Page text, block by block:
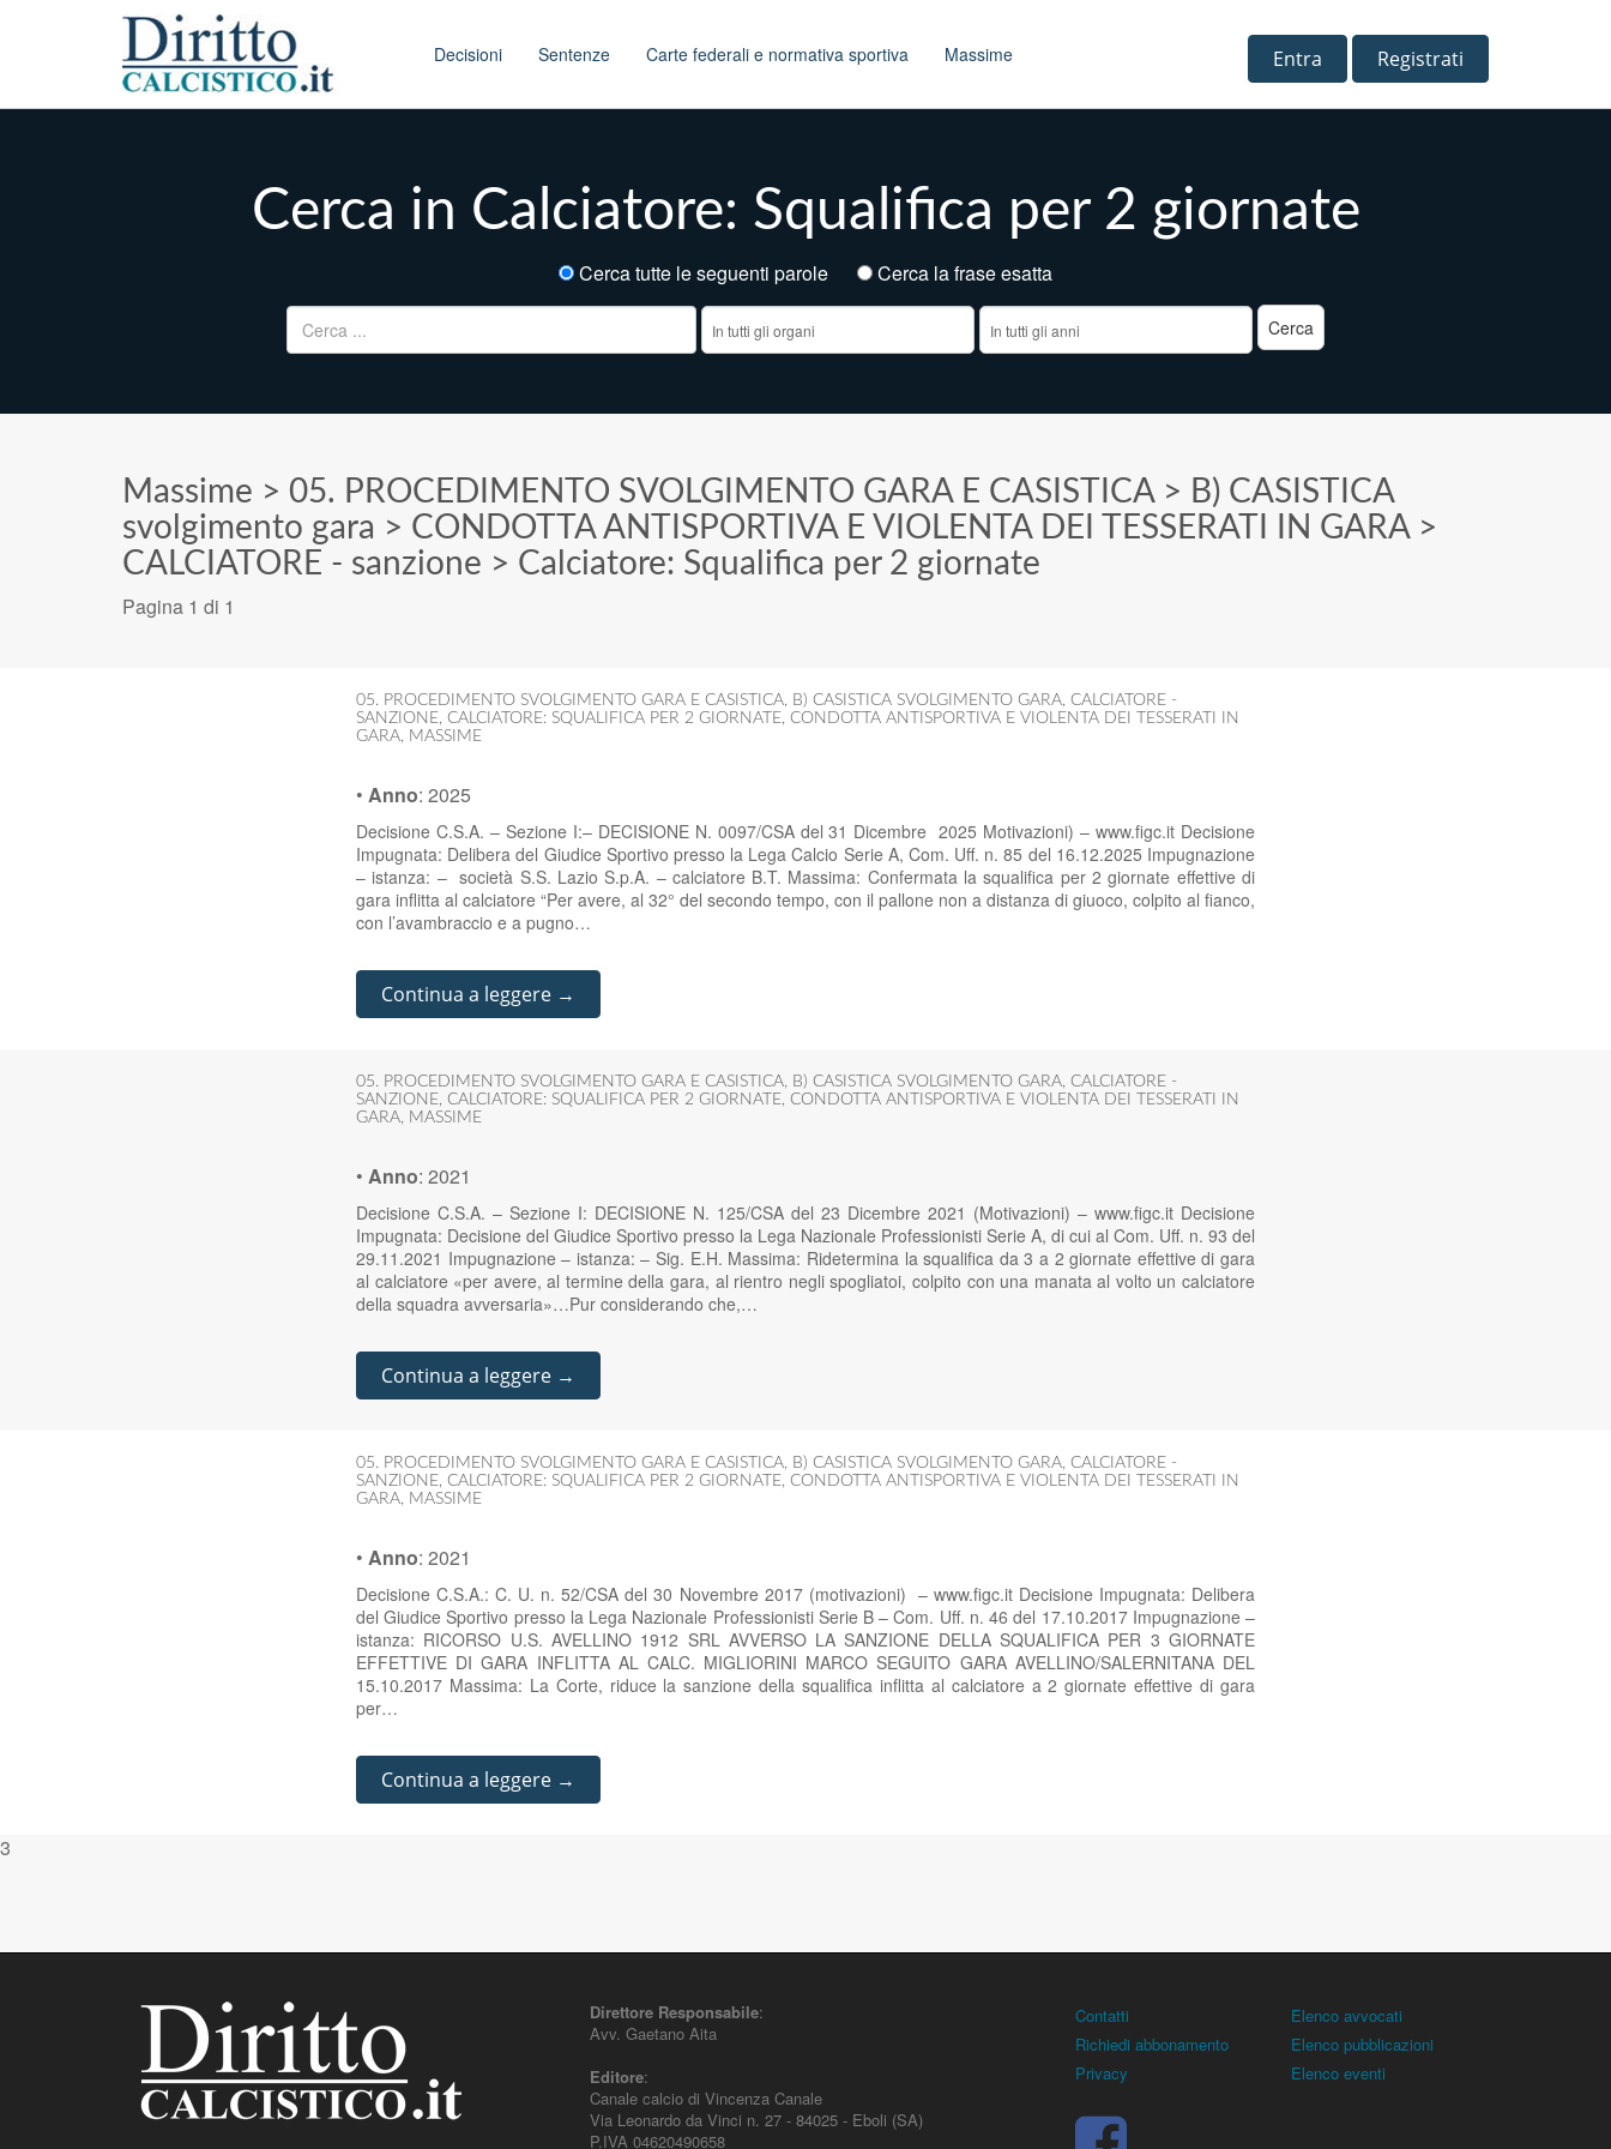
Main menu Decisioni Sentenze Carte federali e normativa sportiva Massime Entra Registrati
Cerca in Calciatore: Squalifica per 2 giornate
Cerca tutte le seguenti parole
Cerca la frase esatta
Ricerca per:
Massime > 05. PROCEDIMENTO SVOLGIMENTO GARA E CASISTICA> B) CASISTICA
svolgimento gara > CONDOTTA ANTISPORTIVA E VIOLENTA DEI TESSERATI IN GARA>
CALCIATORE - sanzione > Calciatore: Squalifica per 2 giornate
Pagina 1 di 1
05. PROCEDIMENTO SVOLGIMENTO GARA E CASISTICA, B) CASISTICA SVOLGIMENTO GARA, CALCIATORE -
SANZIONE, CALCIATORE: SQUALIFICA PER 2 GIORNATE, CONDOTTA ANTISPORTIVA E VIOLENTA DEI TESSERATI IN
GARA, MASSIME
• Anno: 2025
Decisione C.S.A. – Sezione I:– DECISIONE N. 0097/CSA del 31 Dicembre 2025 Motivazioni) – www.figc.it Decisione
Impugnata: Delibera del Giudice Sportivo presso la Lega Calcio Serie A, Com. Uff. n. 85 del 16.12.2025 Impugnazione
– istanza: – società S.S. Lazio S.p.A. – calciatore B.T. Massima: Confermata la squalifica per 2 giornate effettive di
gara inflitta al calciatore “Per avere, al 32° del secondo tempo, con il pallone non a distanza di giuoco, colpito al fianco,
con l’avambraccio e a pugno…
Continua a leggere →
05. PROCEDIMENTO SVOLGIMENTO GARA E CASISTICA, B) CASISTICA SVOLGIMENTO GARA, CALCIATORE -
SANZIONE, CALCIATORE: SQUALIFICA PER 2 GIORNATE, CONDOTTA ANTISPORTIVA E VIOLENTA DEI TESSERATI IN
GARA, MASSIME
• Anno: 2021
Decisione C.S.A. – Sezione I: DECISIONE N. 125/CSA del 23 Dicembre 2021 (Motivazioni) – www.figc.it Decisione
Impugnata: Decisione del Giudice Sportivo presso la Lega Nazionale Professionisti Serie A, di cui al Com. Uff. n. 93 del
29.11.2021 Impugnazione – istanza: – Sig. E.H. Massima: Ridetermina la squalifica da 3 a 2 giornate effettive di gara
al calciatore «per avere, al termine della gara, al rientro negli spogliatoi, colpito con una manata al volto un calciatore
della squadra avversaria»…Pur considerando che,…
Continua a leggere →
05. PROCEDIMENTO SVOLGIMENTO GARA E CASISTICA, B) CASISTICA SVOLGIMENTO GARA, CALCIATORE -
SANZIONE, CALCIATORE: SQUALIFICA PER 2 GIORNATE, CONDOTTA ANTISPORTIVA E VIOLENTA DEI TESSERATI IN
GARA, MASSIME
• Anno: 2021
Decisione C.S.A.: C. U. n. 52/CSA del 30 Novembre 2017 (motivazioni) – www.figc.it Decisione Impugnata: Delibera
del Giudice Sportivo presso la Lega Nazionale Professionisti Serie B – Com. Uff. n. 46 del 17.10.2017 Impugnazione –
istanza: RICORSO U.S. AVELLINO 1912 SRL AVVERSO LA SANZIONE DELLA SQUALIFICA PER 3 GIORNATE
EFFETTIVE DI GARA INFLITTA AL CALC. MIGLIORINI MARCO SEGUITO GARA AVELLINO/SALERNITANA DEL
15.10.2017 Massima: La Corte, riduce la sanzione della squalifica inflitta al calciatore a 2 giornate effettive di gara
per…
Continua a leggere →
3
Direttore Responsabile:
Avv. Gaetano Aita
Editore:
Canale calcio di Vincenza Canale
Via Leonardo da Vinci n. 27 - 84025 - Eboli (SA)
P.IVA 04620490658
Contatti
Richiedi abbonamento
Privacy
Elenco avvocati
Elenco pubblicazioni
Elenco eventi